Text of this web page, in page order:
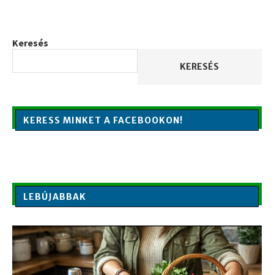
Keresés
KERESÉS
KERESS MINKET A FACEBOOKON!
LEBÚJABBAK